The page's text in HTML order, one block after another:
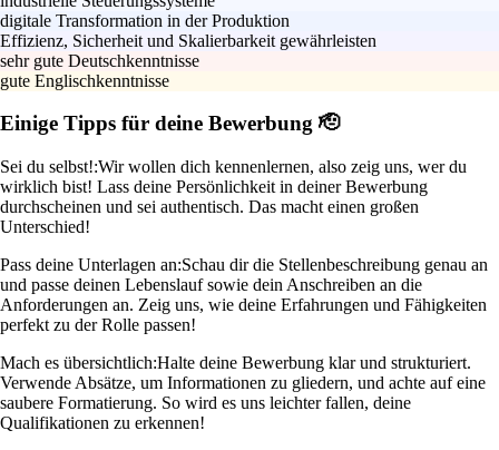
digitale Transformation in der Produktion
Effizienz, Sicherheit und Skalierbarkeit gewährleisten
sehr gute Deutschkenntnisse
gute Englischkenntnisse
Einige Tipps für deine Bewerbung 🫡
Sei du selbst!:Wir wollen dich kennenlernen, also zeig uns, wer du
wirklich bist! Lass deine Persönlichkeit in deiner Bewerbung
durchscheinen und sei authentisch. Das macht einen großen
Unterschied!
Pass deine Unterlagen an:Schau dir die Stellenbeschreibung genau an
und passe deinen Lebenslauf sowie dein Anschreiben an die
Anforderungen an. Zeig uns, wie deine Erfahrungen und Fähigkeiten
perfekt zu der Rolle passen!
Mach es übersichtlich:Halte deine Bewerbung klar und strukturiert.
Verwende Absätze, um Informationen zu gliedern, und achte auf eine
saubere Formatierung. So wird es uns leichter fallen, deine
Qualifikationen zu erkennen!